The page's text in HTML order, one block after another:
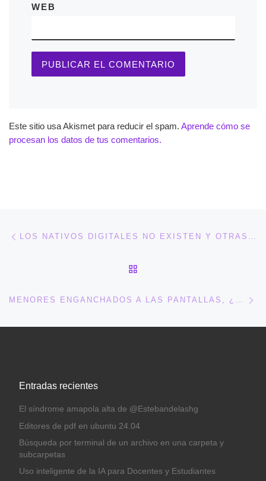
WEB
Este sitio usa Akismet para reducir el spam. Aprende cómo se
procesan los datos de tus comentarios.
Navegación de entradas LOS NATIVOS DIGITALES NO EXISTEN Y OTRAS LECTURAS SOBRE ALFABETIZACIÓN DIGITAL ECUADERNO.COM/2018/02/02/LOS… VÍA @ECUADERNO
Entradas recientes
El síndrome amapola alta de @Estebandelashg
Editores de pdf en ubuntu 24.04
Búsqueda por terminal de un archivo en una carpeta y
subcarpetas
Uso inteligente de la IA para Docentes y Estudiantes